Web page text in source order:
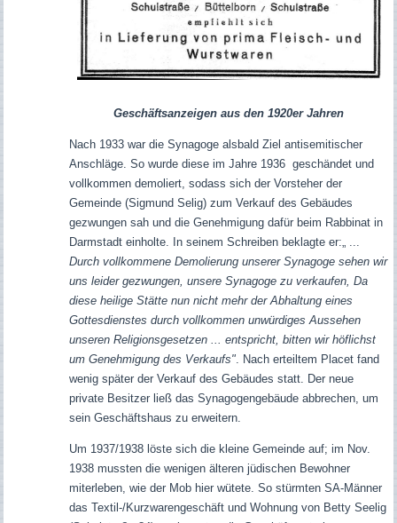
Geschäftsanzeigen aus den 1920er Jahren
Nach 1933 war die Synagoge alsbald Ziel antisemitischer
Anschläge. So wurde diese im Jahre 1936 geschändet und
vollkommen demoliert, sodass sich der Vorsteher der
Gemeinde (Sigmund Selig) zum Verkauf des Gebäudes
gezwungen sah und die Genehmigung dafür beim Rabbinat in
Darmstadt einholte. In seinem Schreiben beklagte er:„ ...
Durch vollkommene Demolierung unserer Synagoge sehen wir
uns leider gezwungen, unsere Synagoge zu verkaufen, Da
diese heilige Stätte nun nicht mehr der Abhaltung eines
Gottesdienstes durch vollkommen unwürdiges Aussehen
unseren Religionsgesetzen ... entspricht, bitten wir höflichst
um Genehmigung des Verkaufs". Nach erteiltem Placet fand
wenig später der Verkauf des Gebäudes statt. Der neue
private Besitzer ließ das Synagogengebäude abbrechen, um
sein Geschäftshaus zu erweitern.
Um 1937/1938 löste sich die kleine Gemeinde auf; im Nov.
1938 mussten die wenigen älteren jüdischen Bewohner
miterleben, wie der Mob hier wütete. So stürmten SA-Männer
das Textil-/Kurzwarengeschäft und Wohnung von Betty Seelig